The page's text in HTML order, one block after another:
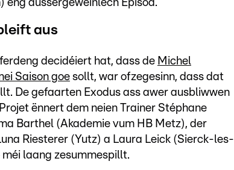
aussergewéinlech Episod.
aus
decidéiert hat, dass de Michel
Saison goe sollt, war ofzegesinn, dass dat
De gefaarten Exodus ass awer ausbliwwen
ënnert dem neien Trainer Stéphane
Barthel (Akademie vum HB Metz), der
Riesterer (Yutz) a Laura Leick (Sierck-les-
méi laang zesummespillt.